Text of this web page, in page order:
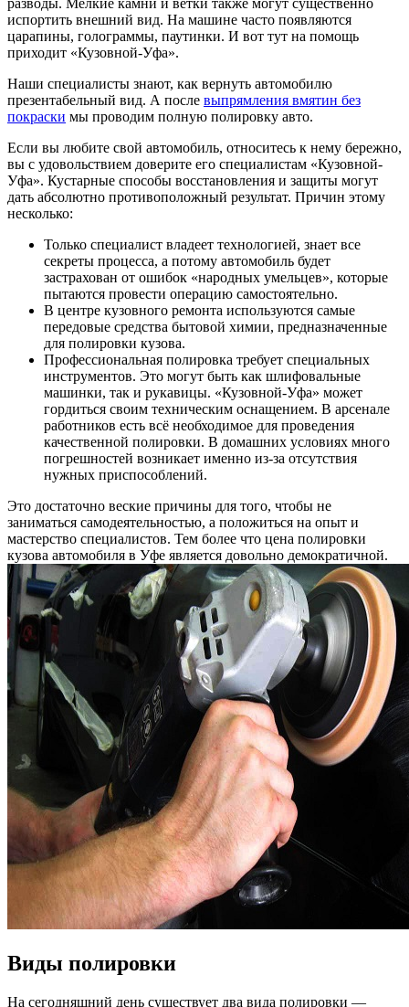
разводы. Мелкие камни и ветки также могут существенно
испортить внешний вид. На машине часто появляются
царапины, голограммы, паутинки. И вот тут на помощь
приходит «Кузовной-Уфа».
Наши специалисты знают, как вернуть автомобилю
презентабельный вид. А после выпрямления вмятин без
покраски мы проводим полную полировку авто.
Если вы любите свой автомобиль, относитесь к нему бережно,
вы с удовольствием доверите его специалистам «Кузовной-
Уфа». Кустарные способы восстановления и защиты могут
дать абсолютно противоположный результат. Причин этому
несколько:
Только специалист владеет технологией, знает все
секреты процесса, а потому автомобиль будет
застрахован от ошибок «народных умельцев», которые
пытаются провести операцию самостоятельно.
В центре кузовного ремонта используются самые
передовые средства бытовой химии, предназначенные
для полировки кузова.
Профессиональная полировка требует специальных
инструментов. Это могут быть как шлифовальные
машинки, так и рукавицы. «Кузовной-Уфа» может
гордиться своим техническим оснащением. В арсенале
работников есть всё необходимое для проведения
качественной полировки. В домашних условиях много
погрешностей возникает именно из-за отсутствия
нужных приспособлений.
Это достаточно веские причины для того, чтобы не
заниматься самодеятельностью, а положиться на опыт и
мастерство специалистов. Тем более что цена полировки
кузова автомобиля в Уфе является довольно демократичной.
Виды полировки
На сегодняшний день существует два вида полировки —